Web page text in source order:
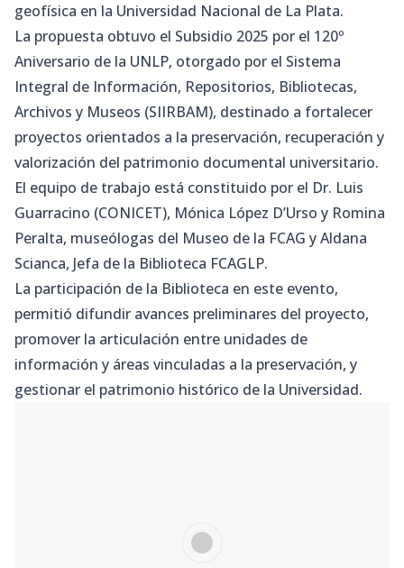
geofísica en la Universidad Nacional de La Plata.
La propuesta obtuvo el Subsidio 2025 por el 120º
Aniversario de la UNLP, otorgado por el Sistema
Integral de Información, Repositorios, Bibliotecas,
Archivos y Museos (SIIRBAM), destinado a fortalecer
proyectos orientados a la preservación, recuperación y
valorización del patrimonio documental universitario.
El equipo de trabajo está constituido por el Dr. Luis
Guarracino (CONICET), Mónica López D’Urso y Romina
Peralta, museólogas del Museo de la FCAG y Aldana
Scianca, Jefa de la Biblioteca FCAGLP.
La participación de la Biblioteca en este evento,
permitió difundir avances preliminares del proyecto,
promover la articulación entre unidades de
información y áreas vinculadas a la preservación, y
gestionar el patrimonio histórico de la Universidad.